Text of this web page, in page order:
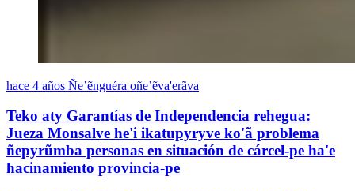
hace 4 años Ñe’ẽnguéra oñe’ẽva'erãva
Teko aty Garantías de Independencia rehegua:
Jueza Monsalve he'i ikatupyryve ko'ã problema
ñepyrũmba personas en situación de cárcel-pe ha'e
hacinamiento provincia-pe